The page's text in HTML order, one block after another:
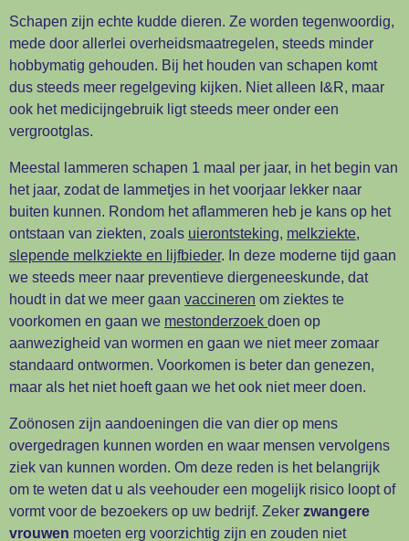
Schapen zijn echte kudde dieren. Ze worden tegenwoordig,
mede door allerlei overheidsmaatregelen, steeds minder
hobbymatig gehouden. Bij het houden van schapen komt
dus steeds meer regelgeving kijken. Niet alleen I&R, maar
ook het medicijngebruik ligt steeds meer onder een
vergrootglas.
Meestal lammeren schapen 1 maal per jaar, in het begin van
het jaar, zodat de lammetjes in het voorjaar lekker naar
buiten kunnen. Rondom het aflammeren heb je kans op het
ontstaan van ziekten, zoals uierontsteking, melkziekte,
slepende melkziekte en lijfbieder. In deze moderne tijd gaan
we steeds meer naar preventieve diergeneeskunde, dat
houdt in dat we meer gaan vaccineren om ziektes te
voorkomen en gaan we mestonderzoek doen op
aanwezigheid van wormen en gaan we niet meer zomaar
standaard ontwormen. Voorkomen is beter dan genezen,
maar als het niet hoeft gaan we het ook niet meer doen.
Zoönosen zijn aandoeningen die van dier op mens
overgedragen kunnen worden en waar mensen vervolgens
ziek van kunnen worden. Om deze reden is het belangrijk
om te weten dat u als veehouder een mogelijk risico loopt of
vormt voor de bezoekers op uw bedrijf. Zeker zwangere
vrouwen moeten erg voorzichtig zijn en zouden niet